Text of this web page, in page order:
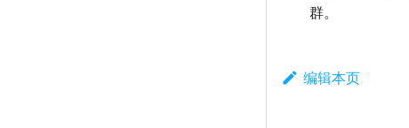
群。
编辑本页